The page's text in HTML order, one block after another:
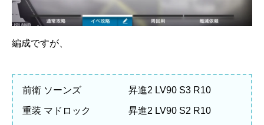
編成ですが、
前衛 ソーンズ 昇進2 LV90 S3 R10
重装 マドロック 昇進2 LV90 S2 R10